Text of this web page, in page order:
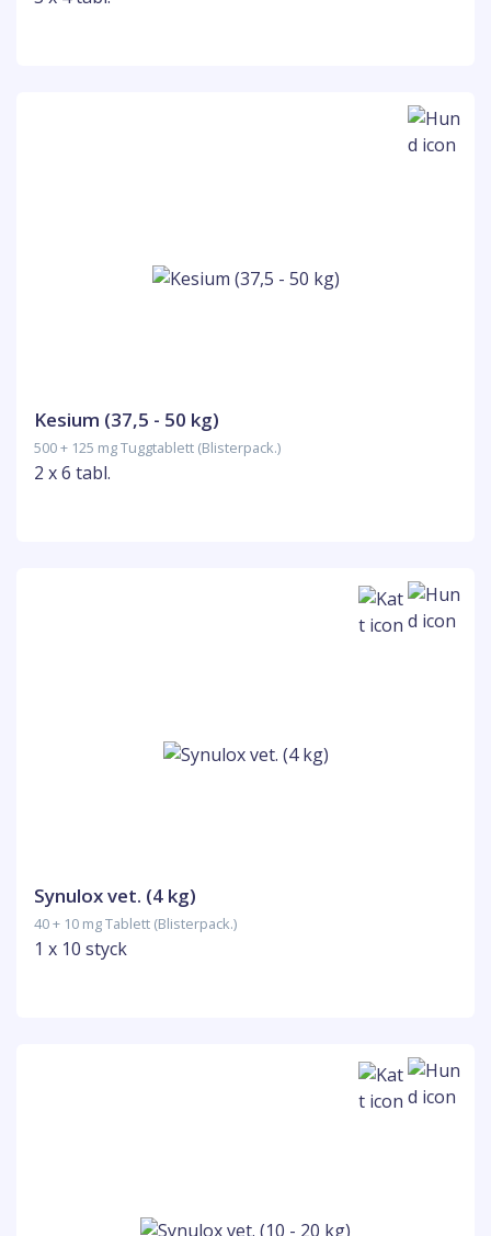
Kesium (37,5 - 50 kg)
500 + 125 mg Tuggtablett (Blisterpack.)
2 x 6 tabl.
Synulox vet. (4 kg)
40 + 10 mg Tablett (Blisterpack.)
1 x 10 styck